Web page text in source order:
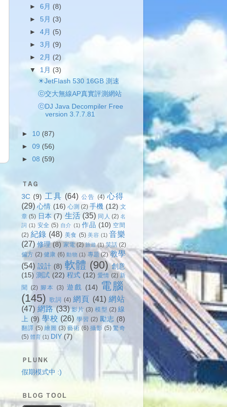
►6月 (8)
► 5月 (3)
►4月 (5)
►3月 (9)
►2月 (2)
▼ 1月 (3)
☀JetFlash 530 16GB 測速
ⓒ交大無線AP真實評測網站
ⓒDJ Java Decompiler Free
version 3.7.7.81
► 10 (87)
► 09 (56)
► 08 (59)
ＴAＧ
3C (9) 工具 (64) 公告 (4) 心得
(29) 心情 (16) 心測 (2) 手機 (12) 文
章 (5) 日本 (7) 生活 (35) 同人 (2) 名
詞 (1) 安全 (5) 自介 (1) 作品 (10) 空間
(2) 紀錄 (48) 美食 (5) 美容 (1) 音樂
(27) 修理 (8) 家電 (2) 旅遊 (1) 笑話 (2)
偏方 (2) 健康 (6) 動物 (1) 專題 (2) 教學
(54) 設計 (8) 軟體 (90) 創意
(15) 測試 (22) 程式 (12) 愛情 (2) 新
聞 (2) 腳本 (3) 遊戲 (14) 電腦
(145) 歌詞 (4) 網頁 (41) 網站
(47) 網路 (33) 影片 (3) 模型 (2) 線
上 (9) 學校 (26) 學習 (2) 勵志 (8)
翻譯 (5) 繪圖 (3) 藝術 (6) 攝影 (5) 驚奇
(5) 體育 (1) DIY (7)
ＰLＵNＫ
假期模式中 :)
ＢLＯG ＴOＯL